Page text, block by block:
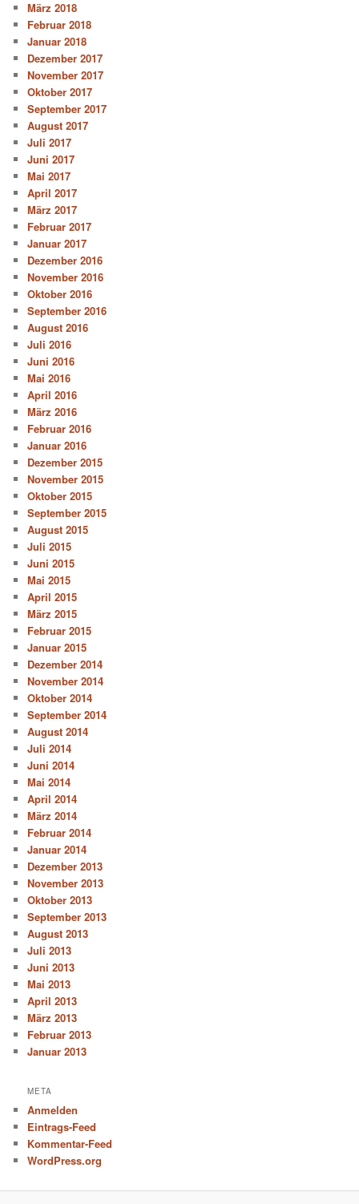
März 2018
Februar 2018
Januar 2018
Dezember 2017
November 2017
Oktober 2017
September 2017
August 2017
Juli 2017
Juni 2017
Mai 2017
April 2017
März 2017
Februar 2017
Januar 2017
Dezember 2016
November 2016
Oktober 2016
September 2016
August 2016
Juli 2016
Juni 2016
Mai 2016
April 2016
März 2016
Februar 2016
Januar 2016
Dezember 2015
November 2015
Oktober 2015
September 2015
August 2015
Juli 2015
Juni 2015
Mai 2015
April 2015
März 2015
Februar 2015
Januar 2015
Dezember 2014
November 2014
Oktober 2014
September 2014
August 2014
Juli 2014
Juni 2014
Mai 2014
April 2014
März 2014
Februar 2014
Januar 2014
Dezember 2013
November 2013
Oktober 2013
September 2013
August 2013
Juli 2013
Juni 2013
Mai 2013
April 2013
März 2013
Februar 2013
Januar 2013
META
Anmelden
Eintrags-Feed
Kommentar-Feed
WordPress.org